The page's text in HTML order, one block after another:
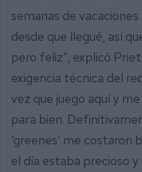
semanas de
desde que llegué, así
pero feliz”, explicó
exigencia técnica del
vez que juego aquí y
para bien.
‘greenes’ me
el día estaba precioso